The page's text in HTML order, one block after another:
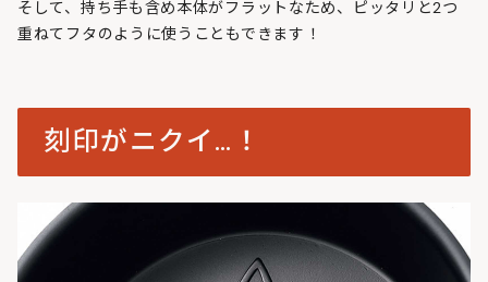
そして、持ち手も含め本体がフラットなため、ピッタリと2つ
重ねてフタのように使うこともできます！
刻印がニクイ…！